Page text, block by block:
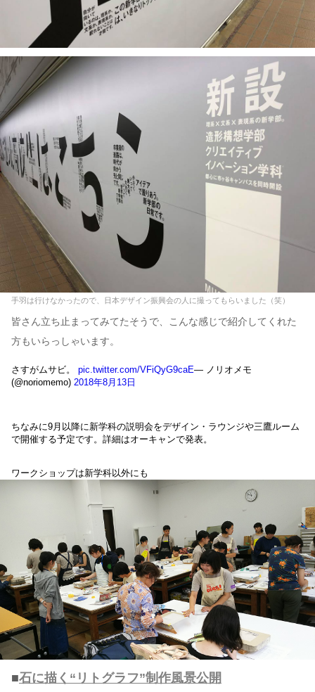
手羽は行けなかったので、日本デザイン振興会の人に撮ってもらいました（笑）
皆さん立ち止まってみてたそうで、こんな感じで紹介してくれた
方もいらっしゃいます。
さすがムサビ。 pic.twitter.com/VFiQyG9caE— ノリオメモ
(@noriomemo) 2018年8月13日
ちなみに9月以降に新学科の説明会をデザイン・ラウンジや三鷹ルーム
で開催する予定です。詳細はオーキャンで発表。
ワークショップは新学科以外にも
■石に描く“リトグラフ”制作風景公開